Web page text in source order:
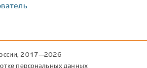
2017—2026
персональных данных